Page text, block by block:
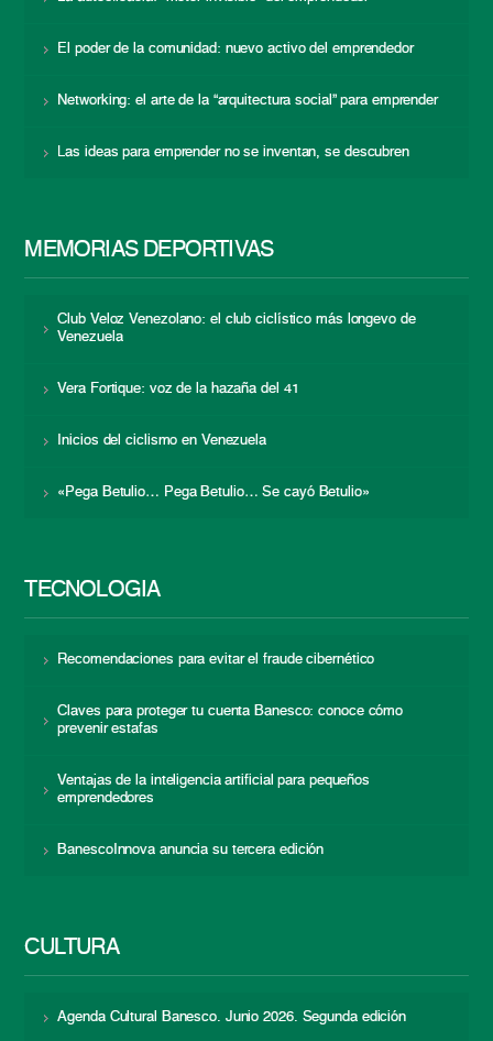
El poder de la comunidad: nuevo activo del emprendedor
Networking: el arte de la “arquitectura social” para emprender
Las ideas para emprender no se inventan, se descubren
MEMORIAS DEPORTIVAS
Club Veloz Venezolano: el club ciclístico más longevo de
Venezuela
Vera Fortique: voz de la hazaña del 41
Inicios del ciclismo en Venezuela
«Pega Betulio… Pega Betulio… Se cayó Betulio»
TECNOLOGÍA
Recomendaciones para evitar el fraude cibernético
Claves para proteger tu cuenta Banesco: conoce cómo
prevenir estafas
Ventajas de la inteligencia artificial para pequeños
emprendedores
BanescoInnova anuncia su tercera edición
CULTURA
Agenda Cultural Banesco. Junio 2026. Segunda edición